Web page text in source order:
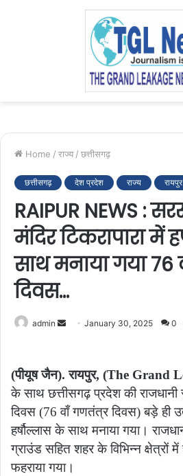
Home / राज्य / छत्तीसगढ़
छत्तीसगढ़ देश प्रदेश राज्य रायपुर
RAIPUR NEWS :
मंदिर टिकरापारा में
साथ मनाया गया 76
दिवस…
admin
SendJanuary 30, 2025 0
(पीयूष जैन). रायपुर, (The Grand
के साथ छत्तीसगढ़ प्रदेश की राजधानी
दिवस (76 वाँ गणतंत्र दिवस) बड़े ही
हर्षौल्लास के साथ मनाया गया।
ग्राउंड सहित शहर के विभिन्न क्षेत्रों
फहराया गया।